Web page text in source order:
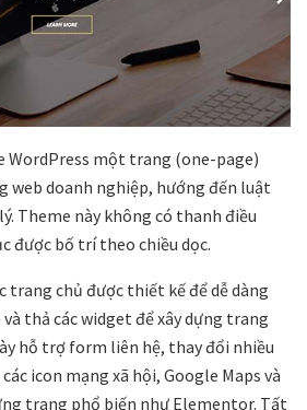
một trang (one-page)
web doanh nghiệp, hướng đến luật
Theme này không có thanh điều
được bố trí theo chiều dọc.
trang chủ được thiết kế để dễ dàng
thả các widget để xây dựng trang
hỗ trợ form liên hệ, thay đổi nhiều
icon mạng xã hội, Google Maps và
trang phổ biến như Elementor. Tất